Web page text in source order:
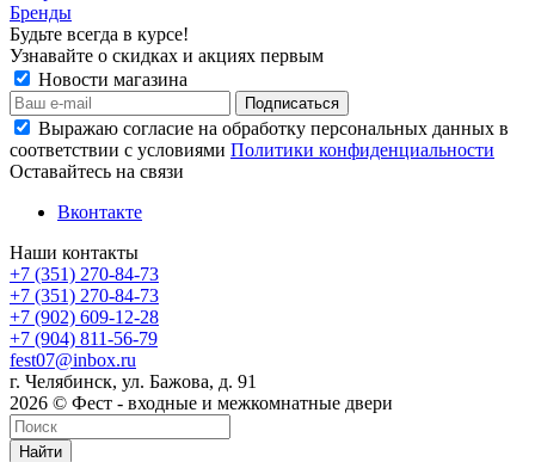
Бренды
Будьте всегда в курсе!
Узнавайте о скидках и акциях первым
Новости магазина
Выражаю согласие на обработку персональных данных в
соответствии с условиями Политики конфиденциальности
Оставайтесь на связи
Вконтакте
Наши контакты
+7 (351) 270-84-73
+7 (351) 270-84-73
+7 (902) 609-12-28
+7 (904) 811-56-79
fest07@inbox.ru
г. Челябинск, ул. Бажова, д. 91
2026 © Фест - входные и межкомнатные двери
Найти